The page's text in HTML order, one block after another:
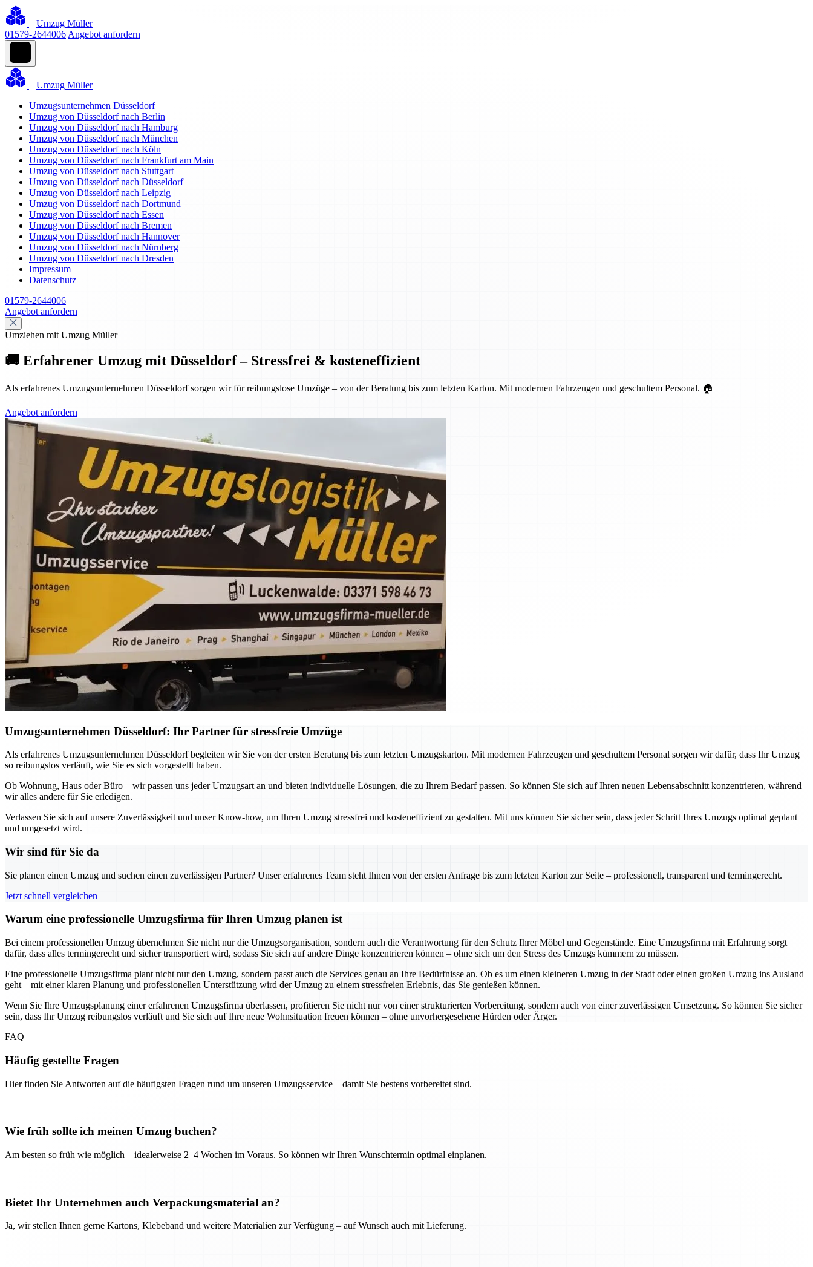
Umzug Müller
01579-2644006 Angebot anfordern
Umzug Müller
Umzugsunternehmen Düsseldorf
Umzug von Düsseldorf nach Berlin
Umzug von Düsseldorf nach Hamburg
Umzug von Düsseldorf nach München
Umzug von Düsseldorf nach Köln
Umzug von Düsseldorf nach Frankfurt am Main
Umzug von Düsseldorf nach Stuttgart
Umzug von Düsseldorf nach Düsseldorf
Umzug von Düsseldorf nach Leipzig
Umzug von Düsseldorf nach Dortmund
Umzug von Düsseldorf nach Essen
Umzug von Düsseldorf nach Bremen
Umzug von Düsseldorf nach Hannover
Umzug von Düsseldorf nach Nürnberg
Umzug von Düsseldorf nach Dresden
Impressum
Datenschutz
01579-2644006
Angebot anfordern
Umziehen mit Umzug Müller
🚚 Erfahrener Umzug mit Düsseldorf – Stressfrei & kosteneffizient
Als erfahrenes Umzugsunternehmen Düsseldorf sorgen wir für reibungslose Umzüge – von der Beratung bis zum letzten Karton. Mit modernen Fahrzeugen und geschultem Personal. 🏠
Angebot anfordern
Umzugsunternehmen Düsseldorf: Ihr Partner für stressfreie Umzüge
Als erfahrenes Umzugsunternehmen Düsseldorf begleiten wir Sie von der ersten Beratung bis zum letzten Umzugskarton. Mit modernen Fahrzeugen und geschultem Personal sorgen wir dafür, dass Ihr Umzug
so reibungslos verläuft, wie Sie es sich vorgestellt haben.
Ob Wohnung, Haus oder Büro – wir passen uns jeder Umzugsart an und bieten individuelle Lösungen, die zu Ihrem Bedarf passen. So können Sie sich auf Ihren neuen Lebensabschnitt konzentrieren, während
wir alles andere für Sie erledigen.
Verlassen Sie sich auf unsere Zuverlässigkeit und unser Know-how, um Ihren Umzug stressfrei und kosteneffizient zu gestalten. Mit uns können Sie sicher sein, dass jeder Schritt Ihres Umzugs optimal geplant
und umgesetzt wird.
Wir sind für Sie da
Sie planen einen Umzug und suchen einen zuverlässigen Partner? Unser erfahrenes Team steht Ihnen von der ersten Anfrage bis zum letzten Karton zur Seite – professionell, transparent und termingerecht.
Jetzt schnell vergleichen
Warum eine professionelle Umzugsfirma für Ihren Umzug planen ist
Bei einem professionellen Umzug übernehmen Sie nicht nur die Umzugsorganisation, sondern auch die Verantwortung für den Schutz Ihrer Möbel und Gegenstände. Eine Umzugsfirma mit Erfahrung sorgt
dafür, dass alles termingerecht und sicher transportiert wird, sodass Sie sich auf andere Dinge konzentrieren können – ohne sich um den Stress des Umzugs kümmern zu müssen.
Eine professionelle Umzugsfirma plant nicht nur den Umzug, sondern passt auch die Services genau an Ihre Bedürfnisse an. Ob es um einen kleineren Umzug in der Stadt oder einen großen Umzug ins Ausland
geht – mit einer klaren Planung und professionellen Unterstützung wird der Umzug zu einem stressfreien Erlebnis, das Sie genießen können.
Wenn Sie Ihre Umzugsplanung einer erfahrenen Umzugsfirma überlassen, profitieren Sie nicht nur von einer strukturierten Vorbereitung, sondern auch von einer zuverlässigen Umsetzung. So können Sie sicher
sein, dass Ihr Umzug reibungslos verläuft und Sie sich auf Ihre neue Wohnsituation freuen können – ohne unvorhergesehene Hürden oder Ärger.
FAQ
Häufig gestellte Fragen
Hier finden Sie Antworten auf die häufigsten Fragen rund um unseren Umzugsservice – damit Sie bestens vorbereitet sind.
Wie früh sollte ich meinen Umzug buchen?
Am besten so früh wie möglich – idealerweise 2–4 Wochen im Voraus. So können wir Ihren Wunschtermin optimal einplanen.
Bietet Ihr Unternehmen auch Verpackungsmaterial an?
Ja, wir stellen Ihnen gerne Kartons, Klebeband und weitere Materialien zur Verfügung – auf Wunsch auch mit Lieferung.